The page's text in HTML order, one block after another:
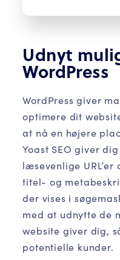
Udnyt
WordPress
WordPress giver
optimere dit
at nå en højere
Yoast SEO giver
læsevenlige
titel- og
der vises i
med at udnytte de
website giver dig,
potentielle kunder.